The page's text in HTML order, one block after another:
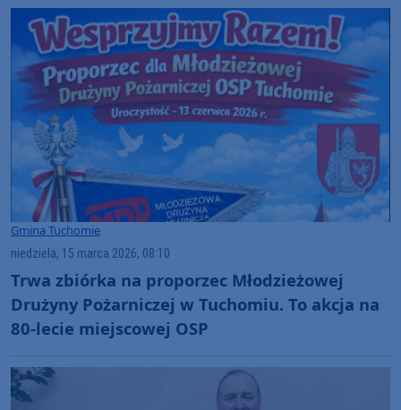
Gmina Tuchomie
niedziela, 15 marca 2026, 08:10
Trwa zbiórka na proporzec Młodzieżowej
Drużyny Pożarniczej w Tuchomiu. To akcja na
80-lecie miejscowej OSP